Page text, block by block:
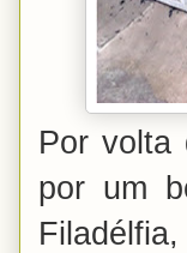
Por volta
por um